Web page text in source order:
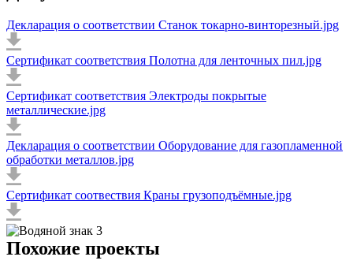
Декларация о соответствии Станок токарно-винторезный.jpg
Сертификат соответствия Полотна для ленточных пил.jpg
Сертификат соответствия Электроды покрытые
металлические.jpg
Декларация о соответствии Оборудование для газопламенной
обработки металлов.jpg
Сертификат соотвествия Краны грузоподъёмные.jpg
Похожие проекты